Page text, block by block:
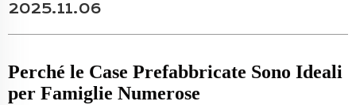
2025.11.06
Perché le Case Prefabbricate Sono Ideali
per Famiglie Numerose